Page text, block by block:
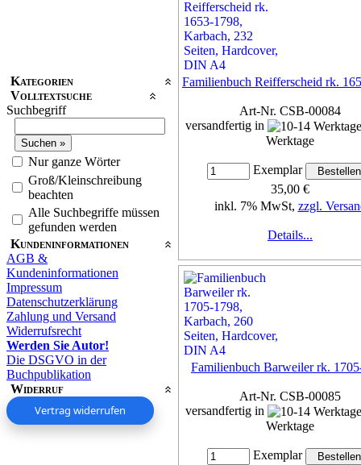
Kategorien
Volltextsuche
Suchbegriff
Nur ganze Wörter
Groß/Kleinschreibung
beachten
Alle Suchbegriffe müssen
gefunden werden
Kundeninformationen
AGB &
Kundeninformationen
Impressum
Datenschutzerklärung
Zahlung und Versand
Widerrufsrecht
Werden Sie Autor!
Die DSGVO in der
Buchpublikation
Widerruf
Vertrag widerrufen
Familienbuch Reifferscheid rk.
Art-Nr. CSB-00084
versandfertig in
Werktage
Exemplar
35,00 €
inkl. 7% MwSt, zzgl.
Details...
Familienbuch Barweiler rk.
Art-Nr. CSB-00085
versandfertig in
Werktage
Exemplar